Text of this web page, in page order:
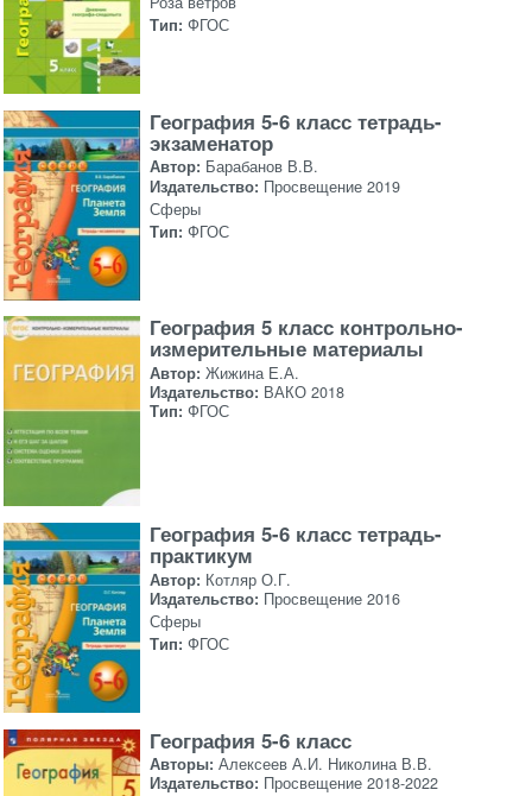
Тип: ФГОС
География 5-6 класс тетрадь-
экзаменатор
Автор: Барабанов В.В.
Издательство: Просвещение 2019
Сферы
Тип: ФГОС
География 5 класс контрольно-
измерительные материалы
Автор: Жижина Е.А.
Издательство: ВАКО 2018
Тип: ФГОС
География 5-6 класс тетрадь-
практикум
Автор: Котляр О.Г.
Издательство: Просвещение 2016
Сферы
Тип: ФГОС
География 5-6 класс
Авторы: Алексеев А.И. Николина В.В.
Издательство: Просвещение 2018-2022